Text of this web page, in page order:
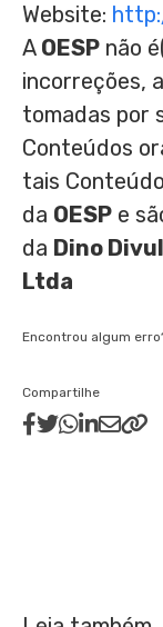
Website:
A OESP não
incorreções,
tomadas por
Conteúdos
tais
da OESP e
da Dino
Ltda
Encontrou algum
Compartilhe